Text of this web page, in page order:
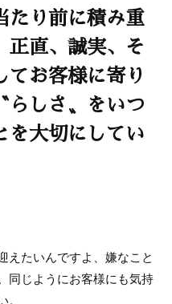
たり前に積み重
正直、誠実、そ
てお客様に寄り
らしさ〟をいつ
を大切にしてい
えたいんですよ、嫌なこと
同じようにお客様にも気持